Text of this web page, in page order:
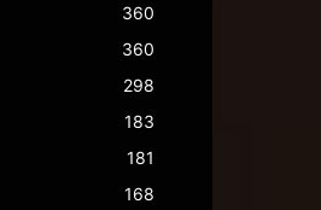
360
360
298
183
181
168